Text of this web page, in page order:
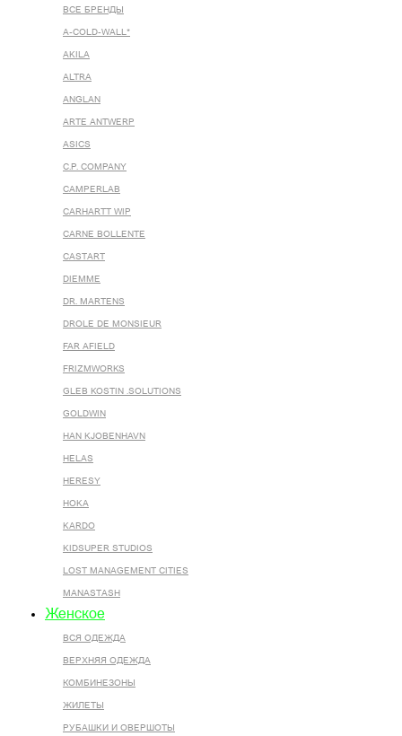
ВСЕ БРЕНДЫ
A-COLD-WALL*
AKILA
ALTRA
ANGLAN
ARTE ANTWERP
ASICS
C.P. COMPANY
CAMPERLAB
CARHARTT WIP
CARNE BOLLENTE
CASTART
DIEMME
DR. MARTENS
DROLE DE MONSIEUR
FAR AFIELD
FRIZMWORKS
GLEB KOSTIN .SOLUTIONS
GOLDWIN
HAN KJOBENHAVN
HELAS
HERESY
HOKA
KARDO
KIDSUPER STUDIOS
LOST MANAGEMENT CITIES
MANASTASH
Женское
ВСЯ ОДЕЖДА
ВЕРХНЯЯ ОДЕЖДА
КОМБИНЕЗОНЫ
ЖИЛЕТЫ
РУБАШКИ И ОВЕРШОТЫ